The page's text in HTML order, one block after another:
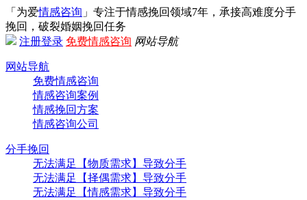
「为爱情感咨询 」专注于情感挽回领域7年，承接高难度分手
挽回，破裂婚姻挽回任务
注册登录 免费情感咨询 网站导航
网站导航
免费情感咨询
情感咨询案例
情感挽回方案
情感咨询公司
分手挽回
无法满足【物质需求】导致分手
无法满足【择偶需求】导致分手
无法满足【情感需求】导致分手